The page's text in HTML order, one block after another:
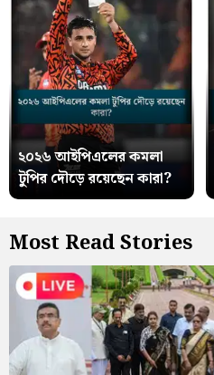
২০২৬ আইপিএলের কমলা
টুপির দৌড়ে রয়েছেন কারা?
Most Read Stories